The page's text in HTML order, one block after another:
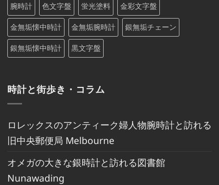
腕時計 色文字盤 蛍光塗料 金彩文字盤
金無垢懐中時計 金無垢腕時計 銀無垢チェーン
銀無垢懐中時計 黒文字盤
時計と街歩き・コラム
ロレックスのアンティーク婦人物腕時計と訪れる
旧中央郵便局 Melbourne
オメガの大きな銀時計と訪れる図書館
Nunawading